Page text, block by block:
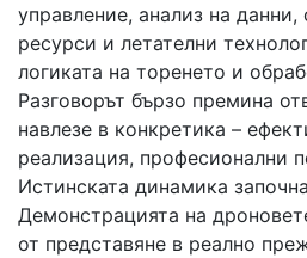
управление, анализ на
ресурси и летателни
логиката на торенето и
Разговорът бързо премина
навлезе в конкретика –
реализация, професионални
Истинската динамика
Демонстрацията на
от представяне в реално